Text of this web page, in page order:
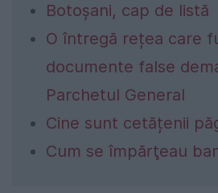
Botoșani, cap de listă
O întregă rețea care
documente false
Parchetul General
Cine sunt cetățenii
Cum se împărţeau